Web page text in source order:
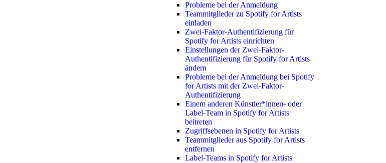
Probleme bei der Anmeldung
Teammitglieder zu Spotify for Artists
einladen
Zwei-Faktor-Authentifizierung für
Spotify for Artists einrichten
Einstellungen der Zwei-Faktor-
Authentifizierung für Spotify for Artists
ändern
Probleme bei der Anmeldung bei Spotify
for Artists mit der Zwei-Faktor-
Authentifizierung
Einem anderen Künstler*innen- oder
Label-Team in Spotify for Artists
beitreten
Zugriffsebenen in Spotify for Artists
Teammitglieder aus Spotify for Artists
entfernen
Label-Teams in Spotify for Artists